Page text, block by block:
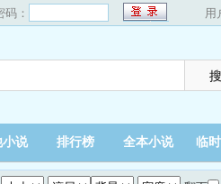
码： 用
小说 排行榜 全本小说 临